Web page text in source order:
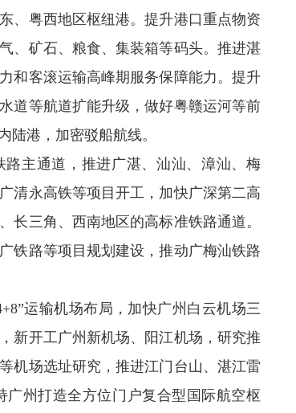
、粤西地区枢纽港。提升港口重点物资
、矿石、粮食、集装箱等码头。推进湛
和客滚运输高峰期服务保障能力。提升
道等航道扩能升级，做好粤赣运河等前
陆港，加密驳船航线。
主通道，推进广湛、汕汕、漳汕、梅
清永高铁等项目开工，加快广深第二高
长三角、西南地区的高标准铁路通道。
铁路等项目规划建设，推动广梅汕铁路
运输机场布局，加快广州白云机场三
新开工广州新机场、阳江机场，研究推
机场选址研究，推进江门台山、湛江雷
州打造全方位门户复合型国际航空枢